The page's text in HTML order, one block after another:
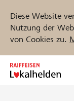
Diese Website
Nutzung der
von Cookies zu.
Zum
Inhalt